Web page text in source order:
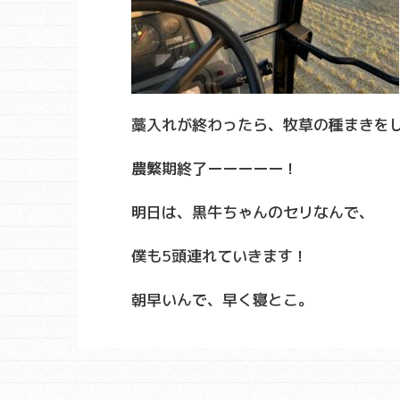
藁入れが終わったら、牧草の種まきを
農繁期終了ーーーーー！
明日は、黒牛ちゃんのセリなんで、
僕も5頭連れていきます！
朝早いんで、早く寝とこ。